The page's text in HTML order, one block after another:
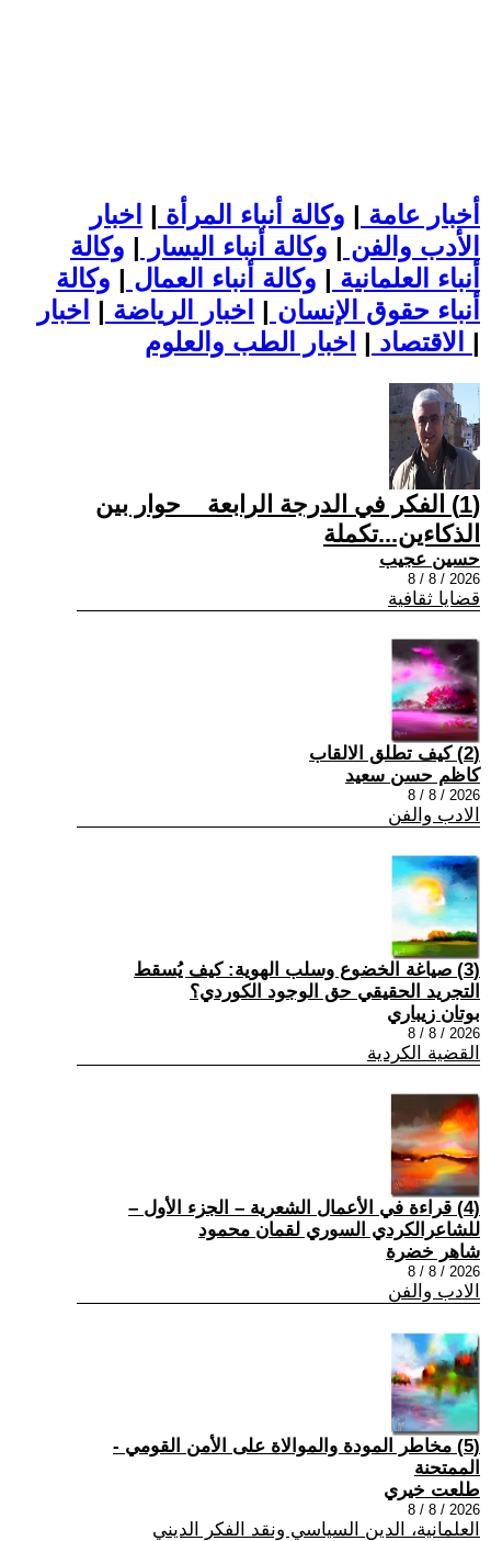
أخبار عامة | وكالة أنباء المرأة | اخبار
الأدب والفن | وكالة أنباء اليسار | وكالة
أنباء العلمانية | وكالة أنباء العمال | وكالة
أنباء حقوق الإنسان | اخبار الرياضة | اخبار
الاقتصاد | |
(1) الفكر في الدرجة الرابعة _ حوار بين
الذكاءين...تكملة
حسين عجيب
2026 / 8 / 8
قضايا ثقافية
(2) كيف تطلق الالقاب
كاظم حسن سعيد
2026 / 8 / 8
الادب والفن
(3) صياغة الخضوع وسلب الهوية: كيف يُسقط
التجريد الحقيقي حق الوجود الكوردي؟
بوتان زيباري
2026 / 8 / 8
القضية الكردية
(4) قراءة في الأعمال الشعرية – الجزء الأول –
للشاعرالكردي السوري لقمان محمود
شاهر خضرة
2026 / 8 / 8
الادب والفن
(5) مخاطر المودة والموالاة على الأمن القومي -
الممتحنة
طلعت خيري
2026 / 8 / 8
العلمانية، الدين السياسي ونقد الفكر الديني